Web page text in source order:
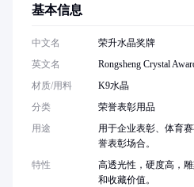
基本信息
中文名
荣升水晶奖牌
英文名
Rongsheng Crystal
材质/用料
K9水晶
分类
荣誉表彰用品
用途
用于企业表彰、体育
誉表彰场合。
特性
高透光性，硬度高，
和收藏价值。